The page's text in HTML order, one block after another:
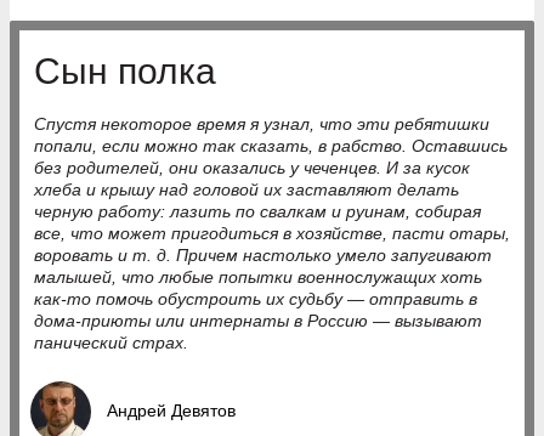
Сын полка
Спустя некоторое время я узнал, что эти ребятишки
попали, если можно так сказать, в рабство. Оставшись
без родителей, они оказались у чеченцев. И за кусок
хлеба и крышу над головой их заставляют делать
черную работу: лазить по свалкам и руинам, собирая
все, что может пригодиться в хозяйстве, пасти отары,
воровать и т. д. Причем настолько умело запугивают
малышей, что любые попытки военнослужащих хоть
как-то помочь обустроить их судьбу — отправить в
дома-приюты или интернаты в Россию — вызывают
панический страх.
Андрей Девятов